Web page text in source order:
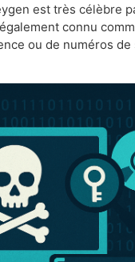
Keygen et Autres
est très célèbre
connu
ou de numéros